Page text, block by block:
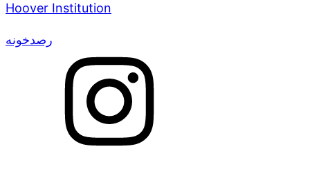
Hoover Institution
رصدخونه